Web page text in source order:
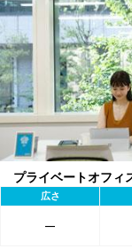
プライベートオフィ
広さ
―